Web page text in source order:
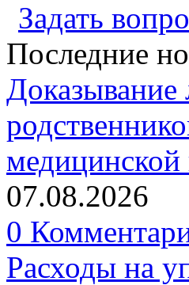
Задать
Последние
Доказывание
07.08.2026
0
Расходы на